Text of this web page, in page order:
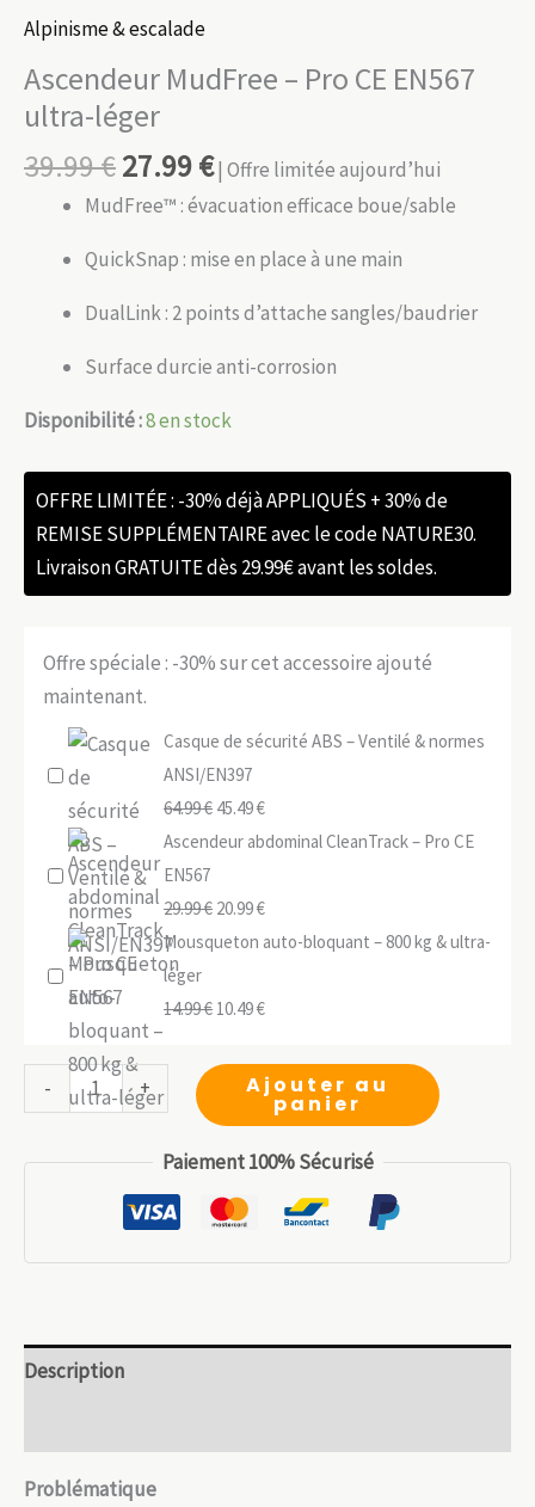
Alpinisme & escalade
Ascendeur MudFree – Pro CE EN567
ultra-léger
39.99€27.99€| Offre limitée aujourd’hui
MudFree™ : évacuation efficace boue/sable
QuickSnap : mise en place à une main
DualLink : 2 points d’attache sangles/baudrier
Surface durcie anti-corrosion
Disponibilité :8 en stock
OFFRE LIMITÉE : -30% déjà APPLIQUÉS + 30% de
REMISE SUPPLÉMENTAIRE avec le code NATURE30.
Livraison GRATUITE dès 29.99€ avant les soldes.
Offre spéciale : -30% sur cet accessoire ajouté
maintenant.
Casque de sécurité ABS – Ventilé & normes
ANSI/EN397
64.99€ Le
prix
était :
64.99 €.
45.49€Le
prix
est :
45.49 €.
Ascendeur abdominal CleanTrack – Pro CE
EN567
29.99€ Le
prix
était :
20.99€Le
prix
est :
Mousqueton auto-bloquant – 800 kg & ultra-
léger
14.99€ Le
initial
10.49€Le
actuel
est :
-
quantité
de
ultra-
léger
+ Ajouter au
panier
Paiement 100% Sécurisé
Description
Problématique